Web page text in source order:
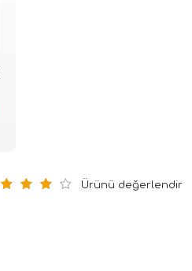
Ürünü değerlendir